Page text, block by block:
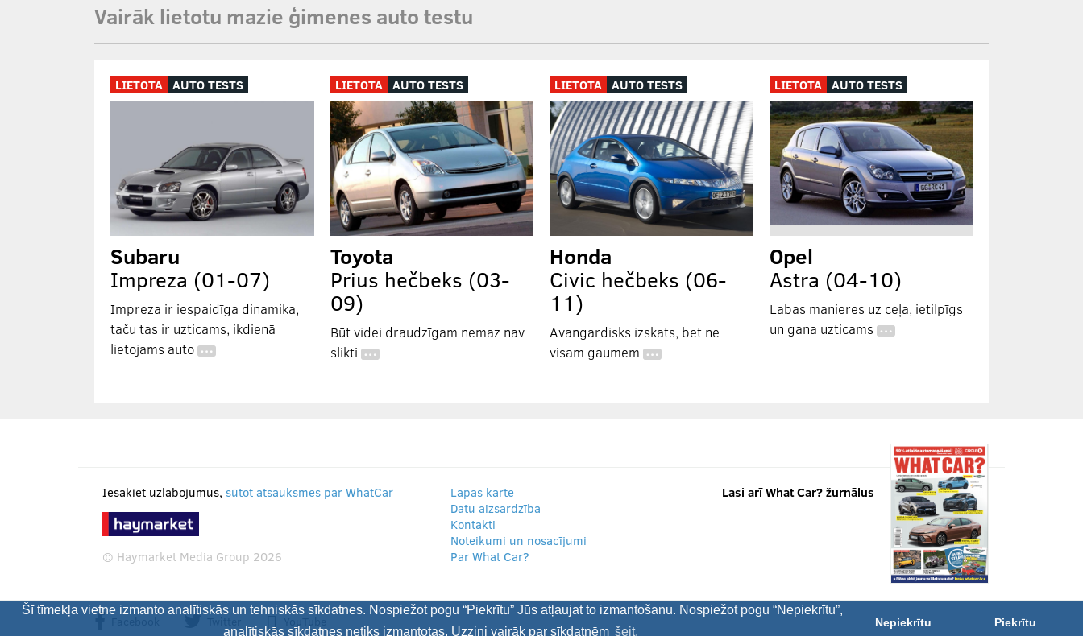
Šī tīmekļa vietne izmanto analītiskās un tehniskās sīkdatnes. Nospiežot pogu “Piekrītu” Jūs atļaujat to izmantošanu. Nospiežot pogu “Nepiekrītu”,
analītiskās sīkdatnes netiks izmantotas. Uzzini vairāk par sīkdatnēm šeit.
Nepiekrītu Piekrītu
Vairāk lietotu mazie ģimenes auto testu
LIETOTA AUTO TESTS
Subaru
Impreza (01-07)
Impreza ir iespaidīga dinamika,
taču tas ir uzticams, ikdienā
lietojams auto …
LIETOTA AUTO TESTS
Toyota
Prius hečbeks (03-
09)
Būt videi draudzīgam nemaz nav
slikti …
LIETOTA AUTO TESTS
Honda
Civic hečbeks (06-
11)
Avangardisks izskats, bet ne
visām gaumēm …
LIETOTA AUTO TESTS
Opel
Astra (04-10)
Labas manieres uz ceļa, ietilpīgs
un gana uzticams …
Iesakiet uzlabojumus, sūtot atsauksmes par WhatCar
© Haymarket Media Group 2026
Lapas karte
Datu aizsardzība
Kontakti
Noteikumi un nosacījumi
Par What Car?
Lasi arī What Car? žurnālus